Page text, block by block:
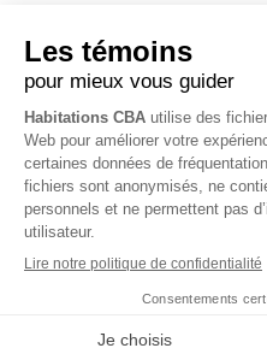
Coordonnées
Opérations & Soumission:514
Administration & Comptabilité:
Bureau:450 403-7376
3796 Rue O’Reilly, Carignan,
info@habitationscba.com
Politique de vie privée
Tous droits réservés Habitations